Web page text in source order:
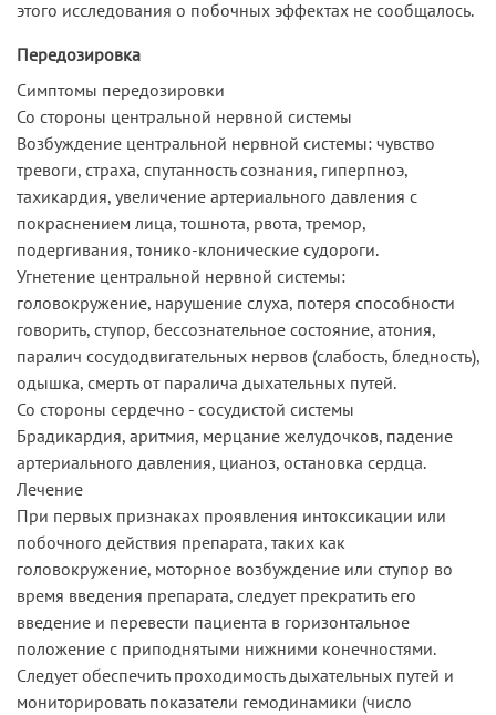
этого исследования о побочных эффектах не сообщалось.
Передозировка
Симптомы передозировки
Со стороны центральной нервной системы
Возбуждение центральной нервной системы: чувство
тревоги, страха, спутанность сознания, гиперпноэ,
тахикардия, увеличение артериального давления с
покраснением лица, тошнота, рвота, тремор,
подергивания, тонико-клонические судороги.
Угнетение центральной нервной системы:
головокружение, нарушение слуха, потеря способности
говорить, ступор, бессознательное состояние, атония,
паралич сосудодвигательных нервов (слабость, бледность),
одышка, смерть от паралича дыхательных путей.
Со стороны сердечно - сосудистой системы
Брадикардия, аритмия, мерцание желудочков, падение
артериального давления, цианоз, остановка сердца.
Лечение
При первых признаках проявления интоксикации или
побочного действия препарата, таких как
головокружение, моторное возбуждение или ступор во
время введения препарата, следует прекратить его
введение и перевести пациента в горизонтальное
положение с приподнятыми нижними конечностями.
Следует обеспечить проходимость дыхательных путей и
мониторировать показатели гемодинамики (число